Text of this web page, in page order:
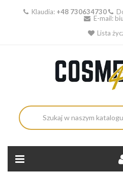
Klaudia: +48 730634730
E-mail:
Lista